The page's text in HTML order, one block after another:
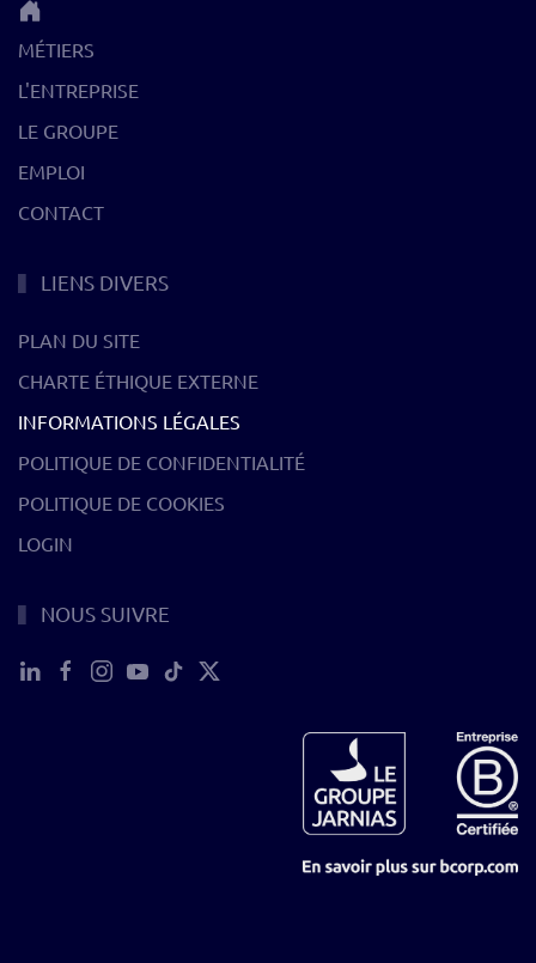
MÉTIERS
L'ENTREPRISE
LE GROUPE
EMPLOI
CONTACT
LIENS DIVERS
PLAN DU SITE
CHARTE ÉTHIQUE EXTERNE
INFORMATIONS LÉGALES
POLITIQUE DE CONFIDENTIALITÉ
POLITIQUE DE COOKIES
LOGIN
NOUS SUIVRE